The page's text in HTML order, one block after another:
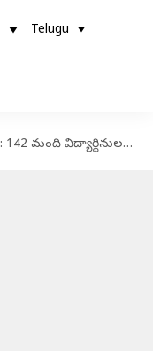
Telugu
'లైంగిక వేధింపులకు గురిచేసిన' స్కూల్ ప్రిన్సిపాల్ అరెస్ట్